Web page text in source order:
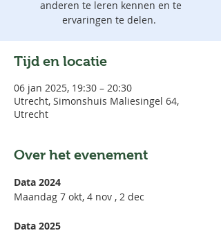
anderen te leren kennen en te
ervaringen te delen.
Tijd en locatie
06 jan 2025, 19:30 – 20:30
Utrecht, Simonshuis Maliesingel 64,
Utrecht
Over het evenement
Data 2024
Maandag 7 okt, 4 nov , 2 dec
Data 2025